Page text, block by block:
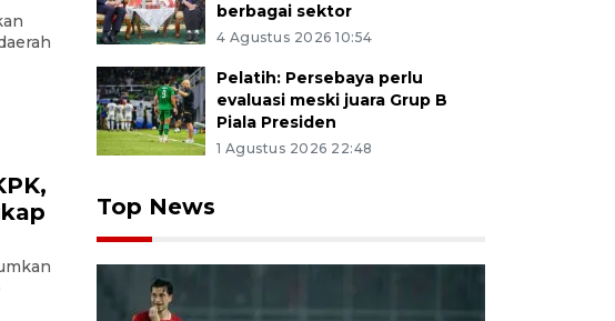
berbagai sektor
4 Agustus 2026 10:54
Pelatih: Persebaya perlu
evaluasi meski juara Grup B
Piala Presiden
1 Agustus 2026 22:48
Top News